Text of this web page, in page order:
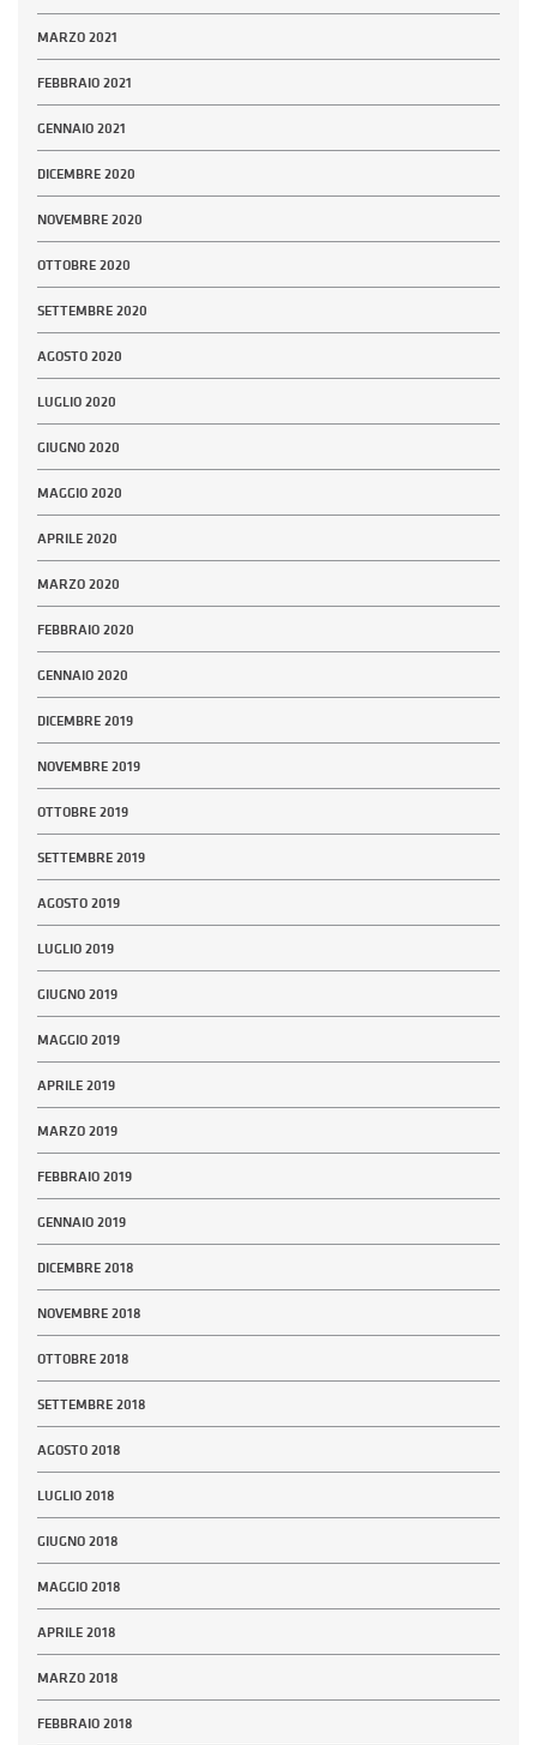
MARZO 2021
FEBBRAIO 2021
GENNAIO 2021
DICEMBRE 2020
NOVEMBRE 2020
OTTOBRE 2020
SETTEMBRE 2020
AGOSTO 2020
LUGLIO 2020
GIUGNO 2020
MAGGIO 2020
APRILE 2020
MARZO 2020
FEBBRAIO 2020
GENNAIO 2020
DICEMBRE 2019
NOVEMBRE 2019
OTTOBRE 2019
SETTEMBRE 2019
AGOSTO 2019
LUGLIO 2019
GIUGNO 2019
MAGGIO 2019
APRILE 2019
MARZO 2019
FEBBRAIO 2019
GENNAIO 2019
DICEMBRE 2018
NOVEMBRE 2018
OTTOBRE 2018
SETTEMBRE 2018
AGOSTO 2018
LUGLIO 2018
GIUGNO 2018
MAGGIO 2018
APRILE 2018
MARZO 2018
FEBBRAIO 2018